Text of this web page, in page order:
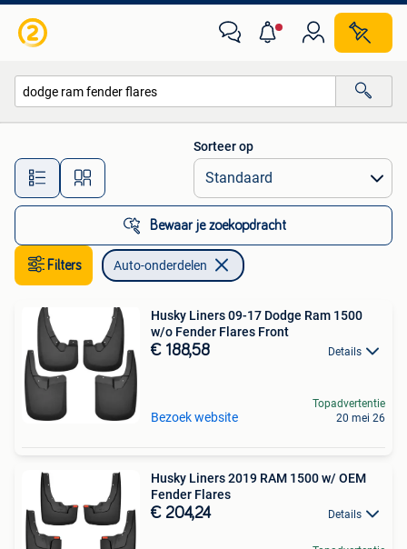
Alle afstanden…
Sorteer op
Bewaar je zoekopdracht
Filters Auto-onderdelen
Husky Liners 09-17 Dodge Ram 1500
w/o Fender Flares Front
€ 188,58 Details
Bezoek website
Topadvertentie
20 mei 26
Husky Liners 2019 RAM 1500 w/ OEM
Fender Flares
€ 204,24 Details